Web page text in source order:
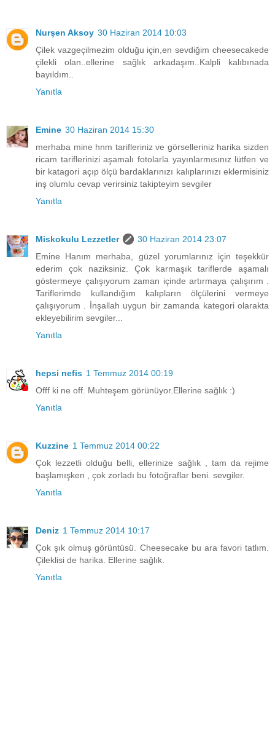
Nurşen Aksoy 30 Haziran 2014 10:03
Çilek vazgeçilmezim olduğu için,en sevdiğim cheesecakede
çilekli olan..ellerine sağlık arkadaşım..Kalpli kalıbınada
bayıldım..
Yanıtla
Emine 30 Haziran 2014 15:30
merhaba mine hnm tarifleriniz ve görselleriniz harika sizden
ricam tariflerinizi aşamalı fotolarla yayınlarmısınız lütfen ve
bir katagori açıp ölçü bardaklarınızı kalıplarınızı eklermisiniz
inş olumlu cevap verirsiniz takipteyim sevgiler
Yanıtla
Miskokulu Lezzetler
30 Haziran 2014 23:07
Emine Hanım merhaba, güzel yorumlarınız için teşekkür
ederim çok naziksiniz. Çok karmaşık tariflerde aşamalı
göstermeye çalışıyorum zaman içinde artırmaya çalışırım .
Tariflerimde kullandığım kalıpların ölçülerini vermeye
çalışıyorum . İnşallah uygun bir zamanda kategori olarakta
ekleyebilirim sevgiler...
Yanıtla
hepsi nefis 1 Temmuz 2014 00:19
Offf ki ne off. Muhteşem görünüyor.Ellerine sağlık :)
Yanıtla
Kuzzine 1 Temmuz 2014 00:22
Çok lezzetli olduğu belli, ellerinize sağlık , tam da rejime
başlamışken , çok zorladı bu fotoğraflar beni. sevgiler.
Yanıtla
Deniz 1 Temmuz 2014 10:17
Çok şık olmuş görüntüsü. Cheesecake bu ara favori tatlım.
Çileklisi de harika. Ellerine sağlık.
Yanıtla